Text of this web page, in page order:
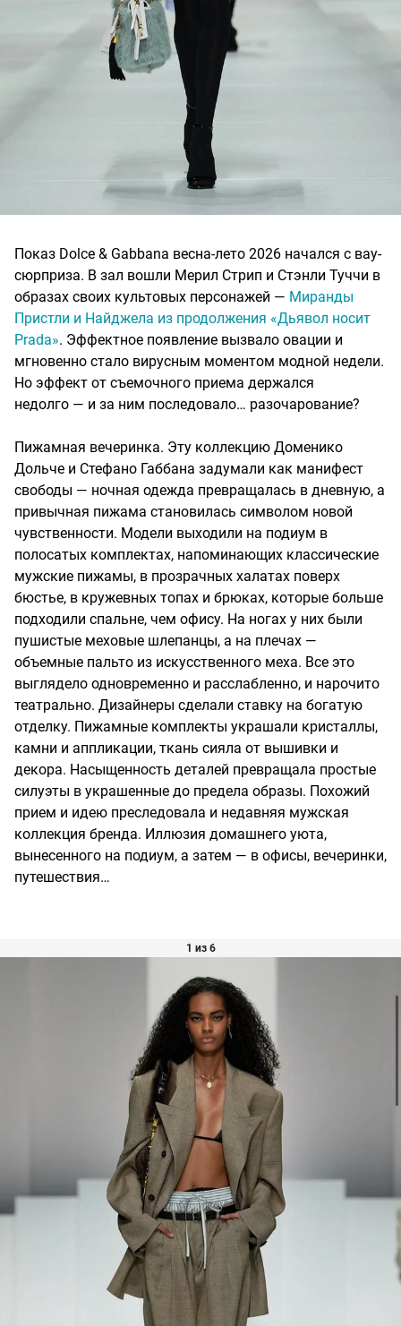
Показ Dolce & Gabbana весна-лето 2026 начался с вау-
сюрприза. В зал вошли Мерил Стрип и Стэнли Туччи в
образах своих культовых персонажей — Миранды
Пристли и Найджела из продолжения «Дьявол носит
Prada». Эффектное появление вызвало овации и
мгновенно стало вирусным моментом модной недели.
Но эффект от съемочного приема держался
недолго — и за ним последовало… разочарование?
Пижамная вечеринка. Эту коллекцию Доменико
Дольче и Стефано Габбана задумали как манифест
свободы — ночная одежда превращалась в дневную, а
привычная пижама становилась символом новой
чувственности. Модели выходили на подиум в
полосатых комплектах, напоминающих классические
мужские пижамы, в прозрачных халатах поверх
бюстье, в кружевных топах и брюках, которые больше
подходили спальне, чем офису. На ногах у них были
пушистые меховые шлепанцы, а на плечах —
объемные пальто из искусственного меха. Все это
выглядело одновременно и расслабленно, и нарочито
театрально. Дизайнеры сделали ставку на богатую
отделку. Пижамные комплекты украшали кристаллы,
камни и аппликации, ткань сияла от вышивки и
декора. Насыщенность деталей превращала простые
силуэты в украшенные до предела образы. Похожий
прием и идею преследовала и недавняя мужская
коллекция бренда. Иллюзия домашнего уюта,
вынесенного на подиум, а затем — в офисы, вечеринки,
путешествия…
1 из 6